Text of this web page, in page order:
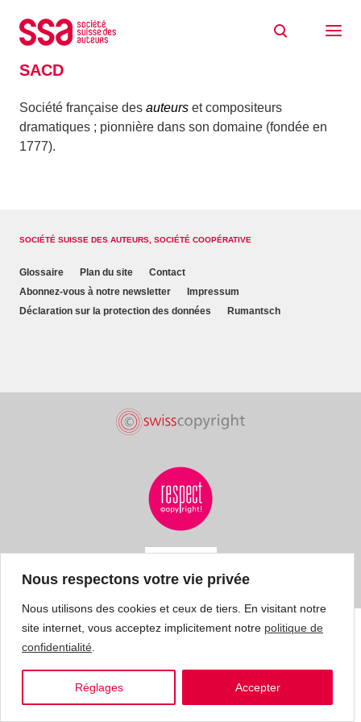
Nous respectons votre vie privée
Nous utilisons des cookies et ceux de tiers. En visitant notre
site internet, vous acceptez implicitement notre politique de
confidentialité
Réglages Accepter
SACD
Société française des auteurs et compositeurs
dramatiques ; pionnière dans son domaine (fondée en
1777).
SOCIÉTÉ SUISSE DES AUTEURS, SOCIÉTÉ COOPÉRATIVE
Glossaire Plan du site
Contact
Abonnez-vous à notre newsletter
Impressum
Déclaration sur la protection des données
Rumantsch